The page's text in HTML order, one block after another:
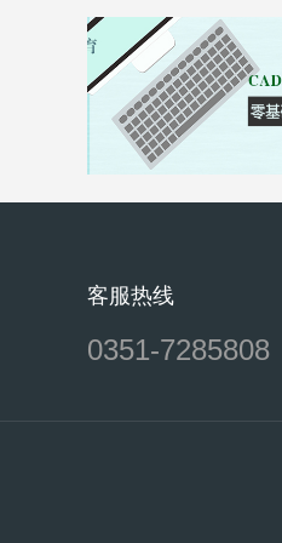
客服热线
0351-7285808